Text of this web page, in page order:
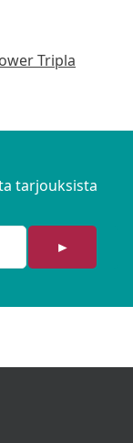
Tripla
tarjouksista
►